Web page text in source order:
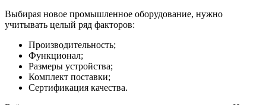
Выбирая новое промышленное оборудование, нужно
учитывать целый ряд факторов:
Производительность;
Функционал;
Размеры устройства;
Комплект поставки;
Сертификация качества.